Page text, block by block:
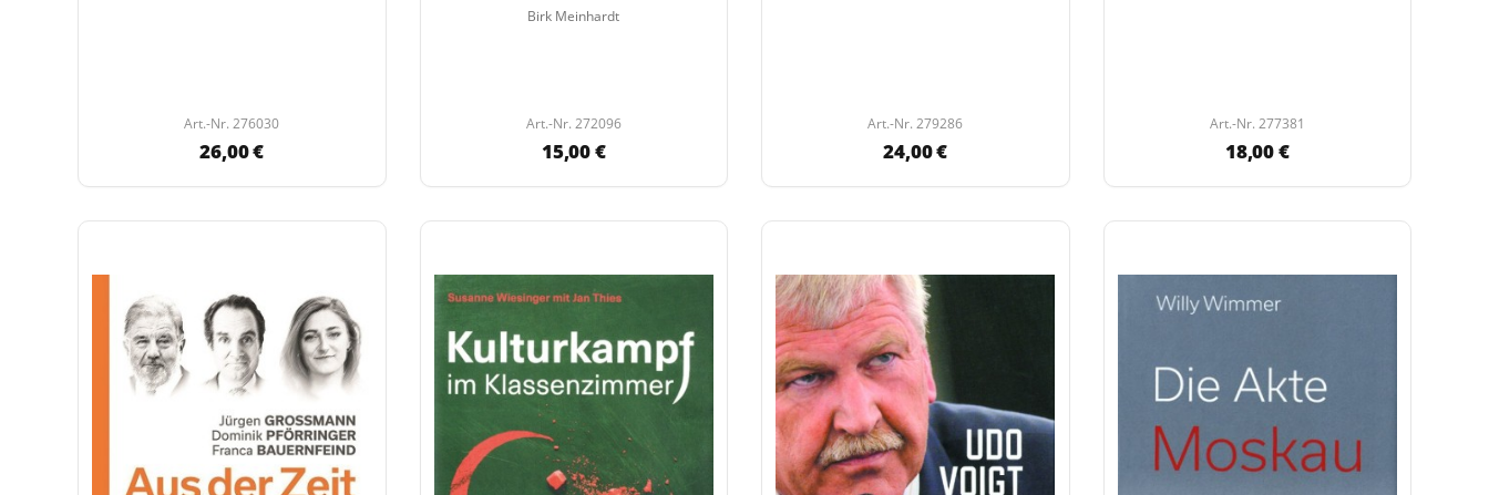
Art.-Nr. 276030
26,00 €
Birk Meinhardt
Art.-Nr. 272096
15,00 €
Art.-Nr. 279286
24,00 €
Art.-Nr. 277381
18,00 €